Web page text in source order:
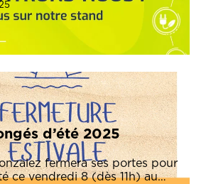
d’été 2025
fermera ses portes pour
ce vendredi 8 (dès 11h) au…